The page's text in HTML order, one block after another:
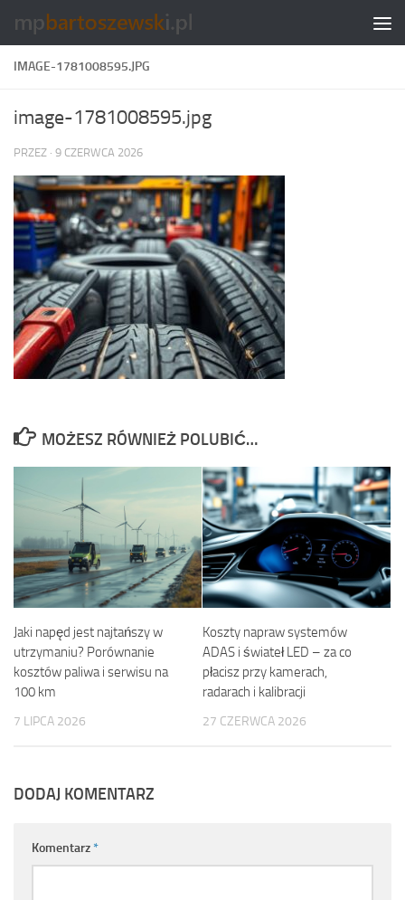
Skip to content
IMAGE-1781008595.JPG
image-1781008595.jpg
PRZEZ · 9 CZERWCA 2026
MOŻESZ RÓWNIEŻ POLUBIĆ…
Jaki napęd jest najtańszy w
utrzymaniu? Porównanie
kosztów paliwa i serwisu na
100 km
7 LIPCA 2026
Koszty napraw systemów
ADAS i świateł LED – za co
płacisz przy kamerach,
radarach i kalibracji
27 CZERWCA 2026
DODAJ KOMENTARZ
Komentarz*